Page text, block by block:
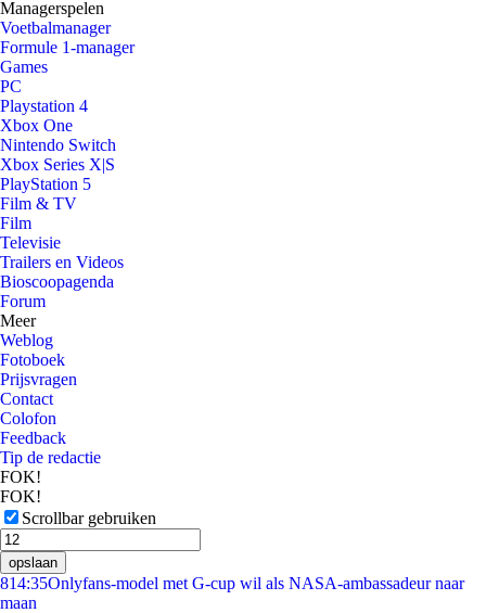
Managerspelen
Voetbalmanager
Formule 1-manager
Games
PC
Playstation 4
Xbox One
Nintendo Switch
Xbox Series X|S
PlayStation 5
Film & TV
Film
Televisie
Trailers en Videos
Bioscoopagenda
Forum
Meer
Weblog
Fotoboek
Prijsvragen
Contact
Colofon
Feedback
Tip de redactie
FOK!
FOK!
Scrollbar gebruiken
opslaan
814:35Onlyfans-model met G-cup wil als NASA-ambassadeur naar
maan